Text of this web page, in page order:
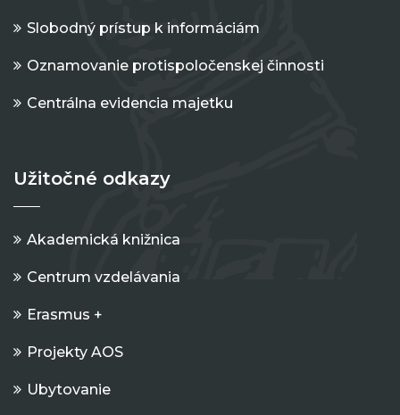
Slobodný prístup k informáciám
Oznamovanie protispoločenskej činnosti
Centrálna evidencia majetku
Užitočné odkazy
Akademická knižnica
Centrum vzdelávania
Erasmus +
Projekty AOS
Ubytovanie